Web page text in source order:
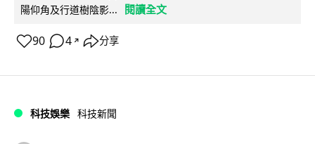
陽仰角及行道樹陰影...
閱讀全文
90 4 ↗ 分享
科技娛樂 科技新聞